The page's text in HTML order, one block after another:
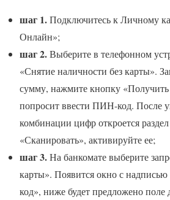
шаг 1.Подключитесь к Личному
Онлайн»;
шаг 2.Выберите в телефонном
«Снятие наличности без карты».
сумму, нажмите кнопку
попросит ввести ПИН-код. После
комбинации цифр откроется
«Сканировать», активируйте ее;
шаг 3.На банкомате выберите
карты». Появится окно с
код», ниже будет предложено